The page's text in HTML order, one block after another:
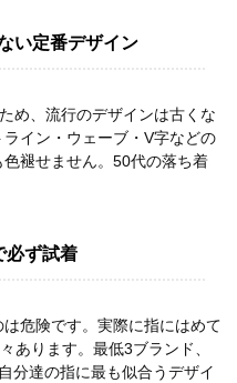
い定番デザイン
め、流行のデザインは古くな
イン・ウェーブ・V字などの
褪せません。50代の落ち着
必ず試着
危険です。実際に指にはめて
あります。最低3ブランド、
分達の指に最も似合うデザイ